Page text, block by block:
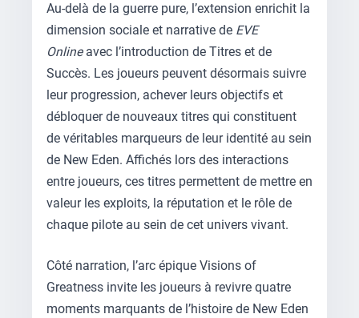
Au-delà de la guerre pure, l’extension enrichit la
dimension sociale et narrative de EVE
Onlineavec l’introduction de Titres et de
Succès. Les joueurs peuvent désormais suivre
leur progression, achever leurs objectifs et
débloquer de nouveaux titres qui constituent
de véritables marqueurs de leur identité au sein
de New Eden. Affichés lors des interactions
entre joueurs, ces titres permettent de mettre en
valeur les exploits, la réputation et le rôle de
chaque pilote au sein de cet univers vivant.
Côté narration, l’arc épique Visions of
Greatness invite les joueurs à revivre quatre
moments marquants de l’histoire de New Eden